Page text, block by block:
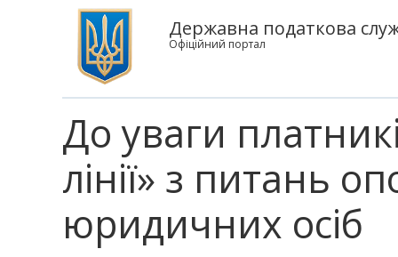
Державна податкова
Офіційний портал
До уваги
лінії» з питань
юридичних осіб